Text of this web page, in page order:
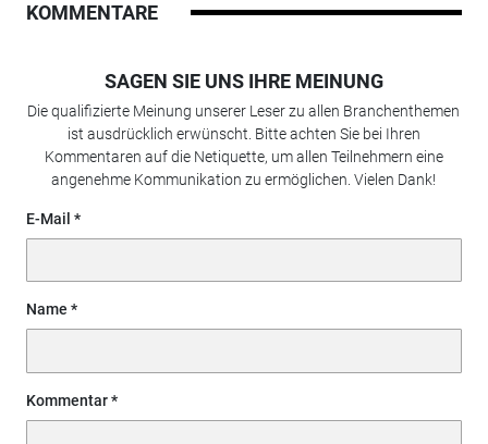
KOMMENTARE
SAGEN SIE UNS IHRE MEINUNG
Die qualifizierte Meinung unserer Leser zu allen Branchenthemen
ist ausdrücklich erwünscht. Bitte achten Sie bei Ihren
Kommentaren auf die Netiquette, um allen Teilnehmern eine
angenehme Kommunikation zu ermöglichen. Vielen Dank!
E-Mail
Name
Kommentar